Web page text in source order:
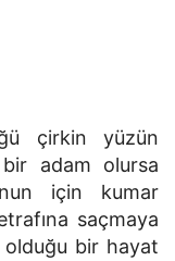
çirkin yüzün
adam olursa
için kumar
saçmaya
olduğu bir hayat